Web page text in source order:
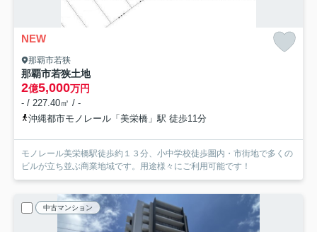
NEW
那覇市若狭
那覇市若狭土地
2億5,000万円
- / 227.40㎡ / -
沖縄都市モノレール「美栄橋」駅 徒歩11分
モノレール美栄橋駅徒歩約１３分、小中学校徒歩圏内・市街地で多くの
ビルが立ち並ぶ商業地域です。用途様々にご利用可能です！
中古マンション